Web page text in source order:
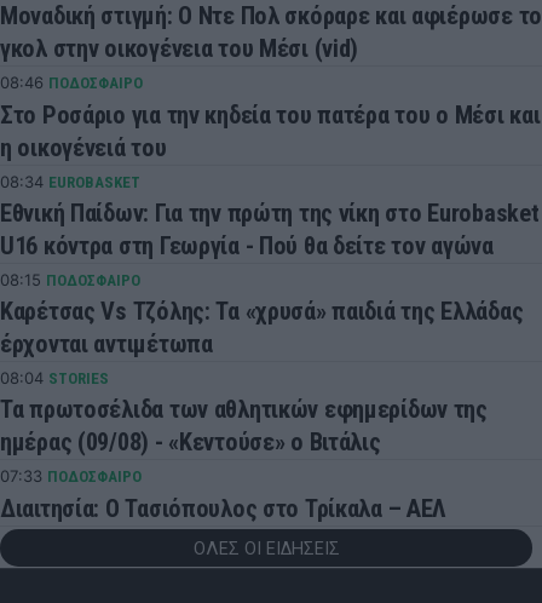
Μοναδική στιγμή: Ο Ντε Πολ σκόραρε και αφιέρωσε το
γκολ στην οικογένεια του Μέσι (vid)
08:46 ΠΟΔΟΣΦΑΙΡΟ
Στο Ροσάριο για την κηδεία του πατέρα του ο Μέσι και
η οικογένειά του
08:34 EUROBASKET
Εθνική Παίδων: Για την πρώτη της νίκη στο Eurobasket
U16 κόντρα στη Γεωργία - Πού θα δείτε τον αγώνα
08:15 ΠΟΔΟΣΦΑΙΡΟ
Καρέτσας Vs Τζόλης: Τα «χρυσά» παιδιά της Ελλάδας
έρχονται αντιμέτωπα
08:04 STORIES
Τα πρωτοσέλιδα των αθλητικών εφημερίδων της
ημέρας (09/08) - «Κεντούσε» ο Βιτάλις
07:33 ΠΟΔΟΣΦΑΙΡΟ
Διαιτησία: Ο Τασιόπουλος στο Τρίκαλα – ΑΕΛ
ΟΛΕΣ ΟΙ ΕΙΔΗΣΕΙΣ